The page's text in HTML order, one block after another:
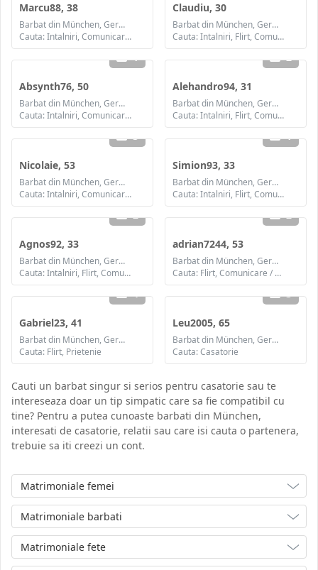
Marcu88, 38
Barbat din München, Germania
Cauta: Intalniri, Comunicare / chat, Prietenie, Casatorie
Claudiu, 30
Barbat din München, Germania
Cauta: Intalniri, Flirt, Comunicare / chat, Prietenie, Casatorie
1
Absynth76, 50
Barbat din München, Germania
Cauta: Intalniri, Comunicare / chat, Prietenie, Casatorie
2
Alehandro94, 31
Barbat din München, Germania
Cauta: Intalniri, Flirt, Comunicare / chat, Prietenie, Casatorie
3
Nicolaie, 53
Barbat din München, Germania
Cauta: Intalniri, Comunicare / chat, Prietenie
1
Simion93, 33
Barbat din München, Germania
Cauta: Intalniri, Flirt, Comunicare / chat, Prietenie, Casatorie
2
Agnos92, 33
Barbat din München, Germania
Cauta: Intalniri, Flirt, Comunicare / chat, Prietenie, Casatorie
2
adrian7244, 53
Barbat din München, Germania
Cauta: Flirt, Comunicare / chat, Prietenie, Casatorie
4
Gabriel23, 41
Barbat din München, Germania
Cauta: Flirt, Prietenie
3
Leu2005, 65
Barbat din München, Germania
Cauta: Casatorie
Cauti un barbat singur si serios pentru casatorie sau te
intereseaza doar un tip simpatic care sa fie compatibil cu
tine? Pentru a putea cunoaste barbati din München,
interesati de casatorie, relatii sau care isi cauta o partenera,
trebuie sa iti creezi un cont.
Matrimoniale femei
Matrimoniale barbati
Matrimoniale fete